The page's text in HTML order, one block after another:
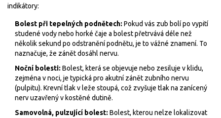
indikátory:
Bolest při tepelných podnětech: Pokud vás zub bolí po vypití
studené vody nebo horké čaje a bolest přetrvává déle než
několik sekund po odstranění podnětu, je to vážné znamení. To
naznačuje, že zánět dosáhl nervu.
Noční bolesti: Bolest, která se objevuje nebo zesiluje v klidu,
zejména v noci, je typická pro akutní zánět zubního nervu
(pulpitu). Krevní tlak v leže stoupá, což zvyšuje tlak na zanícený
nerv uzavřený v kostěné dutině.
Samovolná, pulzující bolest: Bolest, kterou nelze lokalizovat